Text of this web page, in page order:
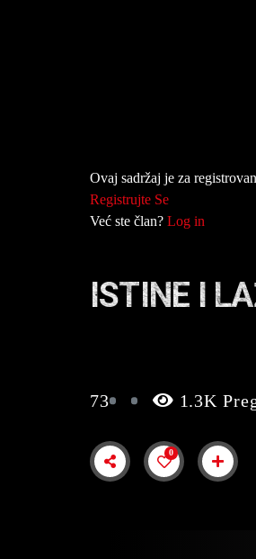
Ovaj sadržaj je za
Registrujte Se
Već ste član? Log in
ISTINE I
73 1.3K
0